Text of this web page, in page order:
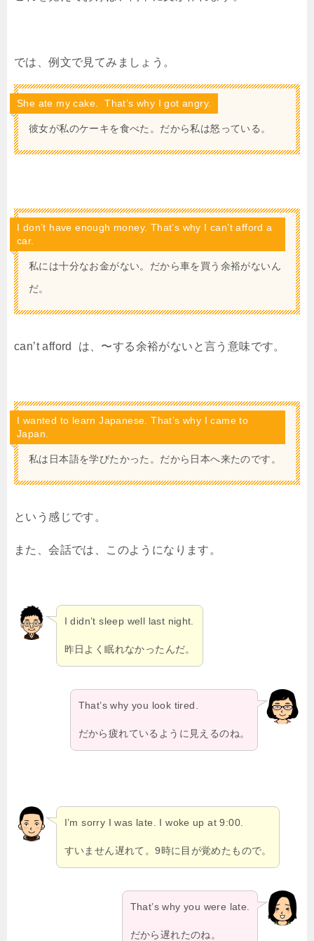
では、例文で見てみましょう。
She ate my cake. That’s why I got angry.
彼女が私のケーキを食べた。だから私は怒っている。
I don’t have enough money. That’s why I can’t afford a
car.
私には十分なお金がない。だから車を買う余裕がないん
だ。
can’t afford は、〜する余裕がないと言う意味です。
I wanted to learn Japanese. That’s why I came to
Japan.
私は日本語を学びたかった。だから日本へ来たのです。
という感じです。
また、会話では、このようになります。
I didn’t sleep well last night.
昨日よく眠れなかったんだ。
That’s why you look tired.
だから疲れているように見えるのね。
I’m sorry I was late. I woke up at 9:00.
すいません遅れて。9時に目が覚めたもので。
That’s why you were late.
だから遅れたのね。